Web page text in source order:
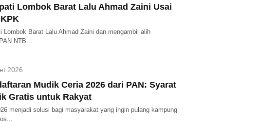
Lombok Barat Lalu Ahmad Zaini Usai
Lombok Barat Lalu Ahmad Zaini dan mengambil alih
NTB...
2026
Mudik Ceria 2026 dari PAN: Syarat
Gratis untuk Rakyat
menjadi solusi bagi masyarakat yang ingin pulang kampung